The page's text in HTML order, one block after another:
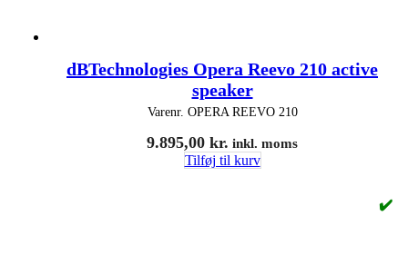
dBTechnologies Opera Reevo 210 active
speaker
Varenr. OPERA REEVO 210
9.895,00 kr. inkl. moms
Tilføj til kurv
✔️